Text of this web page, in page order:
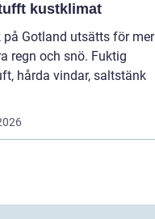
kustklimat
på Gotland utsätts för mer
regn och snö. Fuktig
hårda vindar, saltstänk